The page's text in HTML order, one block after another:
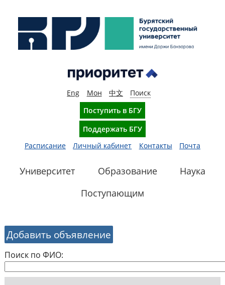
Eng Мон 中文
Поиск
Поступить в БГУ
Поддержать БГУ
Расписание
Личный кабинет Контакты Почта
Университет Образование
Наука
Поступающим
Добавить объявление
Поиск по ФИО: